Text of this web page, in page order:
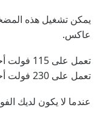
عاكس.
تعمل على 115 فولت أحادي الطور اختر هذا العاكس.
تعمل على 230 فولت أحادي الطور اختر هذا العاكس.
عندما لا يكون لديك